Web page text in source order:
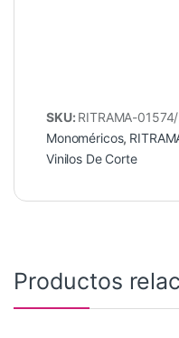
SKU: RITRAMA-
Monoméricos,
Vinilos De Corte
Productos